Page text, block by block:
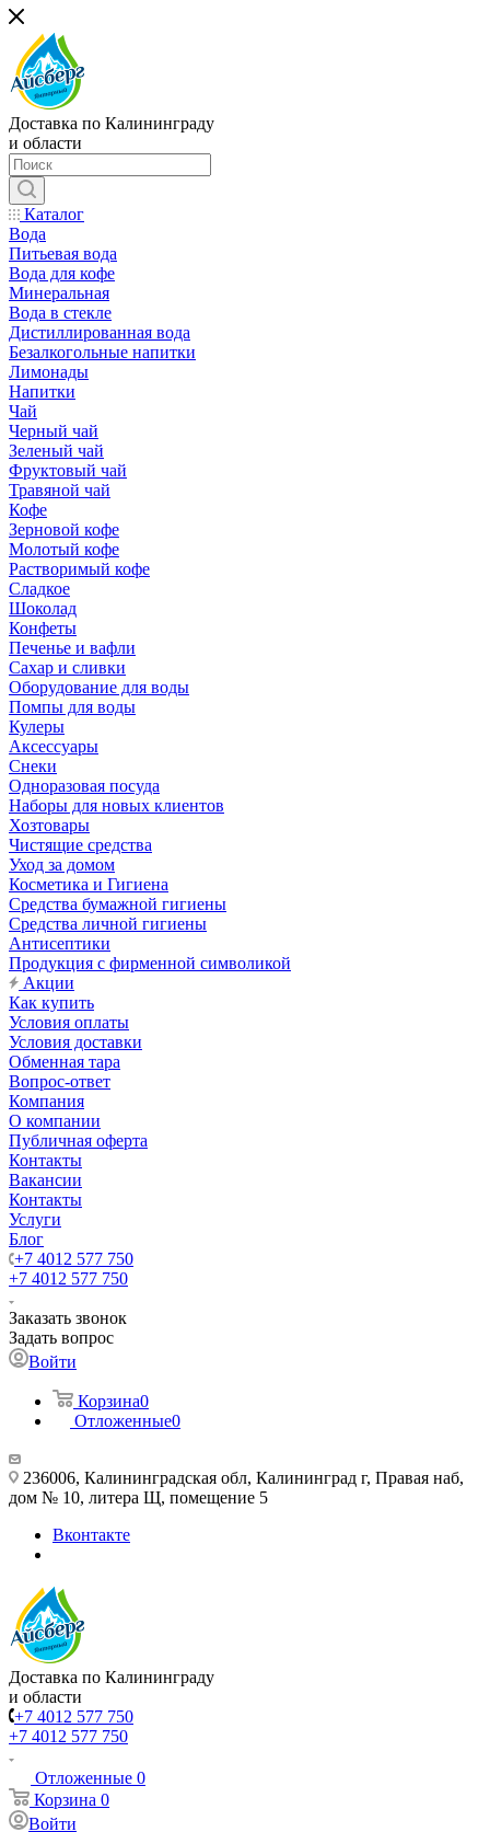
Доставка по Калининграду
и области
Каталог
Вода
Питьевая вода
Вода для кофе
Минеральная
Вода в стекле
Дистиллированная вода
Безалкогольные напитки
Лимонады
Напитки
Чай
Черный чай
Зеленый чай
Фруктовый чай
Травяной чай
Кофе
Зерновой кофе
Молотый кофе
Растворимый кофе
Сладкое
Шоколад
Конфеты
Печенье и вафли
Сахар и сливки
Оборудование для воды
Помпы для воды
Кулеры
Аксессуары
Снеки
Одноразовая посуда
Наборы для новых клиентов
Хозтовары
Чистящие средства
Уход за домом
Косметика и Гигиена
Средства бумажной гигиены
Средства личной гигиены
Антисептики
Продукция с фирменной символикой
Акции
Как купить
Условия оплаты
Условия доставки
Обменная тара
Вопрос-ответ
Компания
О компании
Публичная оферта
Контакты
Вакансии
Контакты
Услуги
Блог
+7 4012 577 750
+7 4012 577 750
Заказать звонок
Задать вопрос
Войти
Корзина0
Отложенные0
236006, Калининградская обл, Калининград г, Правая наб,
дом № 10, литера Щ, помещение 5
Вконтакте
Доставка по Калининграду
и области
+7 4012 577 750
+7 4012 577 750
Отложенные 0
Корзина 0
Войти